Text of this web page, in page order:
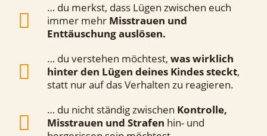
… du merkst, dass Lügen zwischen euch
immer mehr Misstrauen und
Enttäuschung auslösen.
… du verstehen möchtest, was wirklich
hinter den Lügen deines Kindes steckt,
statt nur auf das Verhalten zu reagieren.
… du nicht ständig zwischen Kontrolle,
Misstrauen und Strafen hin- und